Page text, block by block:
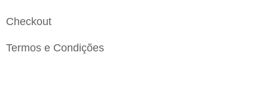
Checkout
Termos e Condições